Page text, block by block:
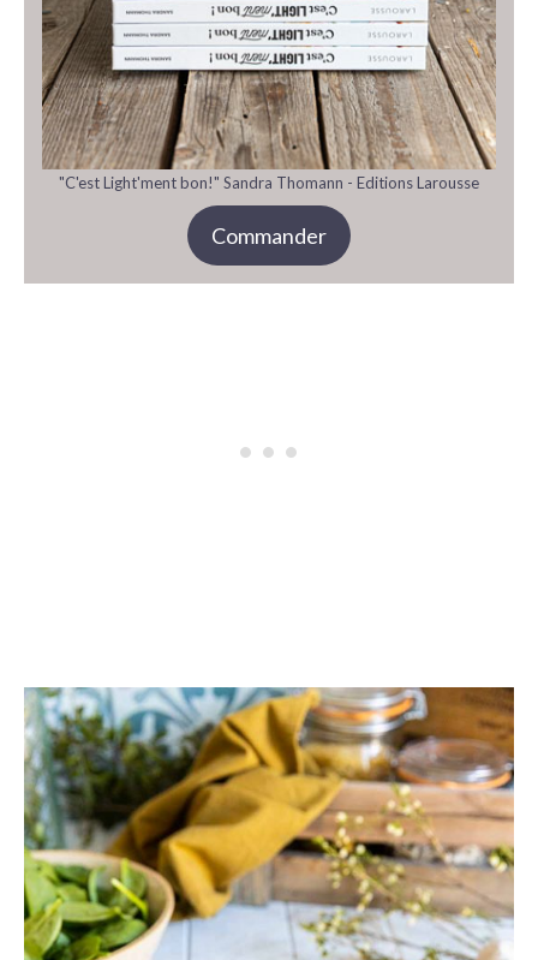
"C'est Light'ment bon!" Sandra Thomann - Editions Larousse
Commander